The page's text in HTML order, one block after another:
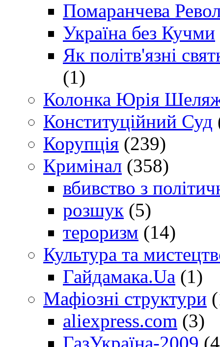
Помаранчева
Україна без Кучми
Як політв'язні
(1)
Колонка Юрія
Конституційний Суд
Корупція (239)
Кримінал (358)
вбивство з
розшук (5)
тероризм (14)
Культура та
Гайдамака.Ua (1)
Мафіозні структури
aliexpress.com (3)
ГазУкраїна-2009